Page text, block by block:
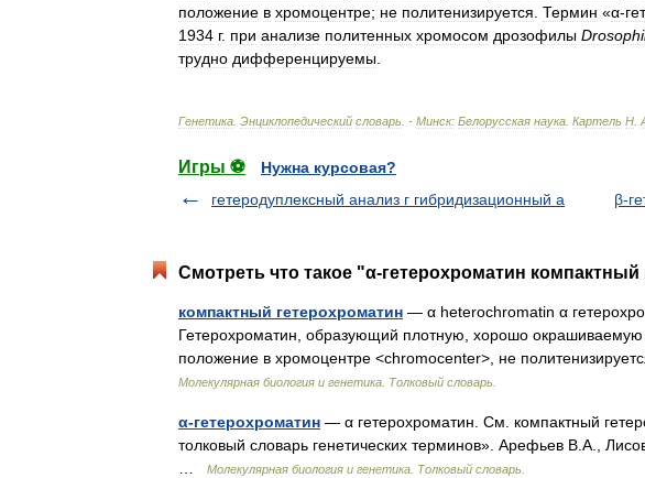
положение в хромоцентре; не политенизируется Термин «α-
1934 г. при анализе политенных хромосом дрозофилы
трудно дифференцируемы
Генетика Энциклопедический словарь . - Минск: Белорусская наука Картель Н
Игры ⚽
Нужна курсовая?
гетеродуплексный анализ г гибридизационный а
β-
Смотреть что такое "α-гетерохроматин компактный
компактный гетерохроматин — α heterochromatin α
Гетерохроматин, образующий плотную, хорошо
положение в хромоцентре <chromocenter>, не
Молекулярная биология и генетика. Толковый словарь.
α-гетерохроматин — α гетерохроматин. См. компактный
толковый словарь генетических терминов». Арефьев В.А.,
Молекулярная биология и генетика. Толковый словарь.